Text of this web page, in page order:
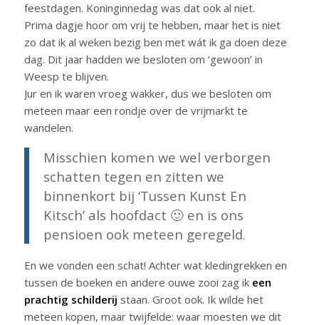
feestdagen. Koninginnedag was dat ook al niet.
Prima dagje hoor om vrij te hebben, maar het is niet
zo dat ik al weken bezig ben met wát ik ga doen deze
dag. Dit jaar hadden we besloten om ‘gewoon’ in
Weesp te blijven.
Jur en ik waren vroeg wakker, dus we besloten om
meteen maar een rondje over de vrijmarkt te
wandelen.
Misschien komen we wel verborgen
schatten tegen en zitten we
binnenkort bij ‘Tussen Kunst En
Kitsch’ als hoofdact 🙂 en is ons
pensioen ook meteen geregeld.
En we vonden een schat! Achter wat kledingrekken en
tussen de boeken en andere ouwe zooi zag ik een
prachtig schilderij staan. Groot ook. Ik wilde het
meteen kopen, maar twijfelde: waar moesten we dit